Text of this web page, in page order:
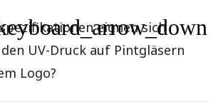
eignen sich
UV-Druck auf Pintgläsern
Logo?